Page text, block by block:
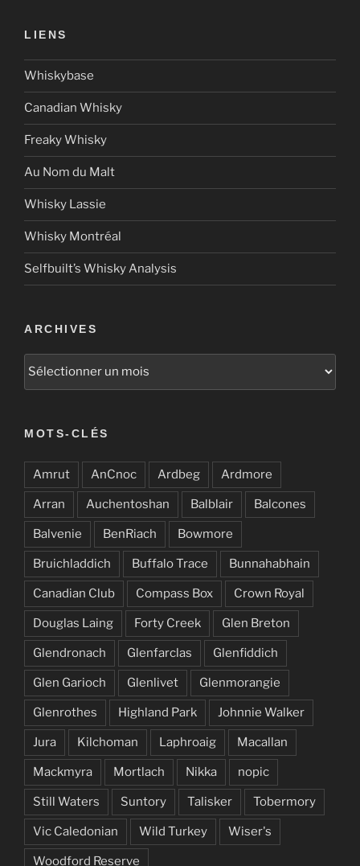
LIENS
Whiskybase
Canadian Whisky
Freaky Whisky
Au Nom du Malt
Whisky Lassie
Whisky Montréal
Selfbuilt’s Whisky Analysis
ARCHIVES
Archives
MOTS-CLÉS
Amrut AnCnoc Ardbeg Ardmore
Arran Auchentoshan Balblair Balcones
Balvenie BenRiach Bowmore
Bruichladdich Buffalo Trace Bunnahabhain
Canadian Club Compass Box Crown Royal
Douglas Laing Forty Creek Glen Breton
Glendronach Glenfarclas Glenfiddich
Glen Garioch Glenlivet Glenmorangie
Glenrothes Highland Park Johnnie Walker
Jura Kilchoman Laphroaig Macallan
Mackmyra Mortlach Nikka nopic
Still Waters Suntory Talisker Tobermory
Vic Caledonian Wild Turkey Wiser's
Woodford Reserve